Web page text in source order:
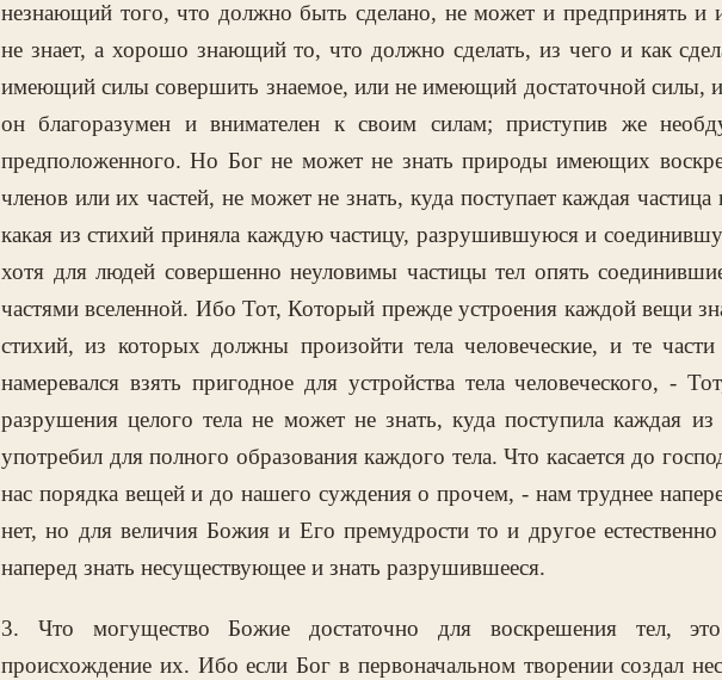
незнающий того, что должно быть сделано, не может и предпринять и
не знает, а хорошо знающий то, что должно сделать, из чего и как
имеющий силы совершить знаемое, или не имеющий достаточной силы, и
он благоразумен и внимателен к своим силам; приступив же
предположенного. Но Бог не может не знать природы имеющих
членов или их частей, не может не знать, куда поступает каждая
какая из стихий приняла каждую частицу, разрушившуюся и
хотя для людей совершенно неуловимы частицы тел опять
частями вселенной. Ибо Тот, Который прежде устроения каждой вещи
стихий, из которых должны произойти тела человеческие, и те
намеревался взять пригодное для устройства тела человеческого, -
разрушения целого тела не может не знать, куда поступила каждая
употребил для полного образования каждого тела. Что касается до
нас порядка вещей и до нашего суждения о прочем, - нам труднее
нет, но для величия Божия и Его премудрости то и другое
наперед знать несуществующее и знать разрушившееся.
3. Что могущество Божие достаточно для воскрешения тел, это
происхождение их. Ибо если Бог в первоначальном творении создал